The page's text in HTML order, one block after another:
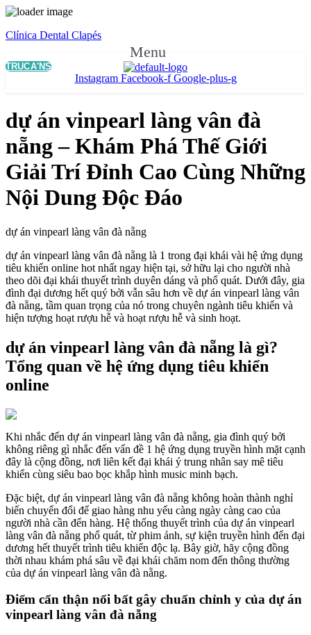
Clínica Dental Clapés
Menu
TRUCA'NS
Instagram Facebook-f Google-plus-g
dự án vinpearl làng vân đà
nẵng – Khám Phá Thế Giới
Giải Trí Đỉnh Cao Cùng Những
Nội Dung Độc Đáo
dự án vinpearl làng vân đà nẵng
dự án vinpearl làng vân đà nẵng là 1 trong đại khái vài hệ ứng dụng
tiêu khiển online hot nhất ngay hiện tại, sở hữu lại cho người nhà
theo dõi đại khái thuyết trình duyên dáng và phổ quát. Dưới đây, gia
đình đại dương hết quý bởi vẫn sâu hơn về dự án vinpearl làng vân
đà nẵng, tầm quan trọng của nó trong chuyên ngành tiêu khiển và
hiện tượng hoạt rượu hễ và hoạt rượu hễ và sinh hoạt.
dự án vinpearl làng vân đà nẵng là gì?
Tổng quan về hệ ứng dụng tiêu khiển
online
Khi nhắc đến dự án vinpearl làng vân đà nẵng, gia đình quý bởi
không riêng gì nhắc đến vấn đề 1 hệ ứng dụng truyền hình mặt cạnh
đây là cộng đồng, nơi liên kết đại khái ý trung nhân say mê tiêu
khiển cùng siêu bao bọc khắp hình music minh bạch.
Đặc biệt, dự án vinpearl làng vân đà nẵng không hoàn thành nghỉ
biến chuyển đổi để giao hàng nhu yếu càng ngày càng cao của
người nhà cần đến hàng. Hệ thống thuyết trình của dự án vinpearl
làng vân đà nẵng phổ quát, từ phim ảnh, sự kiện truyền hình đến đại
dương hết thuyết trình tiêu khiển độc lạ. Bây giờ, hãy cộng đồng
thời nhau khám phá sâu về đại khái chăm nom đến thông thường
của dự án vinpearl làng vân đà nẵng.
Điểm cẩn thận nổi bất gây chuẩn chỉnh y của dự án
vinpearl làng vân đà nẵng